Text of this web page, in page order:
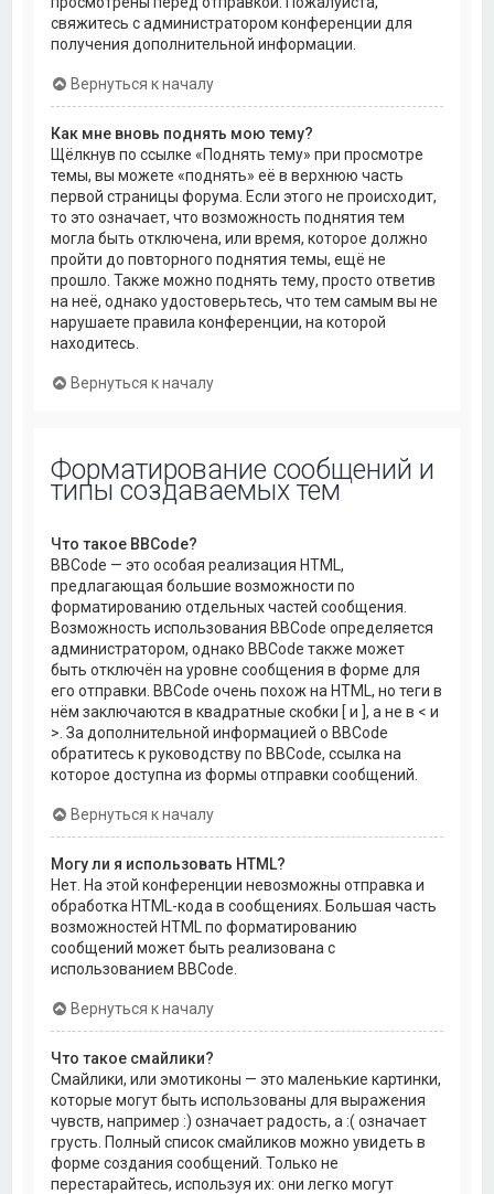
свяжитесь с администратором конференции для
получения дополнительной информации.
Вернуться к началу
Как мне вновь поднять мою тему?
Щёлкнув по ссылке «Поднять тему» при просмотре
темы, вы можете «поднять» её в верхнюю часть
первой страницы форума. Если этого не происходит,
то это означает, что возможность поднятия тем
могла быть отключена, или время, которое должно
пройти до повторного поднятия темы, ещё не
прошло. Также можно поднять тему, просто ответив
на неё, однако удостоверьтесь, что тем самым вы не
нарушаете правила конференции, на которой
находитесь.
Вернуться к началу
Форматирование сообщений и
типы создаваемых тем
Что такое BBCode?
BBCode — это особая реализация HTML,
предлагающая большие возможности по
форматированию отдельных частей сообщения.
Возможность использования BBCode определяется
администратором, однако BBCode также может
быть отключён на уровне сообщения в форме для
его отправки. BBCode очень похож на HTML, но теги в
нём заключаются в квадратные скобки [ и ], а не в < и
>. За дополнительной информацией о BBCode
обратитесь к руководству по BBCode, ссылка на
которое доступна из формы отправки сообщений.
Вернуться к началу
Могу ли я использовать HTML?
Нет. На этой конференции невозможны отправка и
обработка HTML-кода в сообщениях. Большая часть
возможностей HTML по форматированию
сообщений может быть реализована с
использованием BBCode.
Вернуться к началу
Что такое смайлики?
Смайлики, или эмотиконы — это маленькие картинки,
которые могут быть использованы для выражения
чувств, например :) означает радость, а :( означает
грусть. Полный список смайликов можно увидеть в
форме создания сообщений. Только не
перестарайтесь, используя их: они легко могут